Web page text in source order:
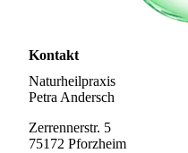
Kontakt
Naturheilpraxis
Petra Andersch
Zerrennerstr. 5
75172 Pforzheim